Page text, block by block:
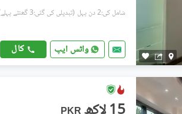
شامل کی:2 دن پہل (تبدیلی کی گئی:3 گھنٹے پہلے)
واٹس ایپ کال